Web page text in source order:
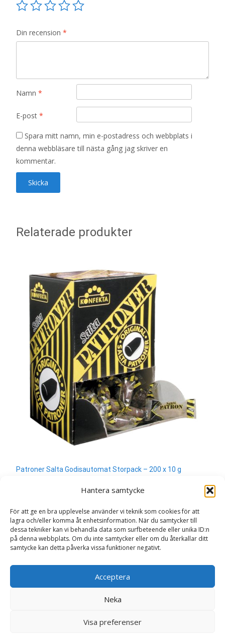
Hantera samtycke
För att ge en bra upplevelse använder vi teknik som cookies för att
lagra och/eller komma åt enhetsinformation. När du samtycker till
dessa tekniker kan vi behandla data som surfbeteende eller unika ID:n
på denna webbplats. Om du inte samtycker eller om du återkallar ditt
samtycke kan detta påverka vissa funktioner negativt.
Acceptera
Neka
Visa preferenser
Din recension *
Namn *
E-post *
Spara mitt namn, min e-postadress och webbplats i
denna webbläsare till nästa gång jag skriver en
kommentar.
Relaterade produkter
Patroner Salta Godisautomat Storpack – 200 x 10 g
Search
Powered by WordPress, Themei-craftby TemplatesNext.